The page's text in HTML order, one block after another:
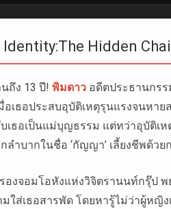
Hidden
ถึง 13 ปี! พิมดาว อดีตประธานกร
เธอประสบอุบัติเหตุรุนแรงจนหาย
บเธอเป็นแม่บุญธรรม แต่ทว่าอุบัติเ
ำบากในชื่อ ‘กัญญา’ เลี้ยงชีพด้วย
งจอมโอหังแห่งวิจิตรานนท์กรุ๊ป พ
ส่เธอสารพัด โดยหารู้ไม่ว่าผู้หญิ